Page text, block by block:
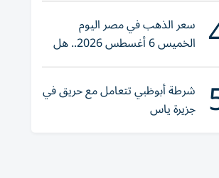
سعر الذهب في مصر اليوم
الخميس 6 أغسطس 2026.. هل
تنوي الشراء؟
شرطة أبوظبي تتعامل مع حريق في
جزيرة ياس